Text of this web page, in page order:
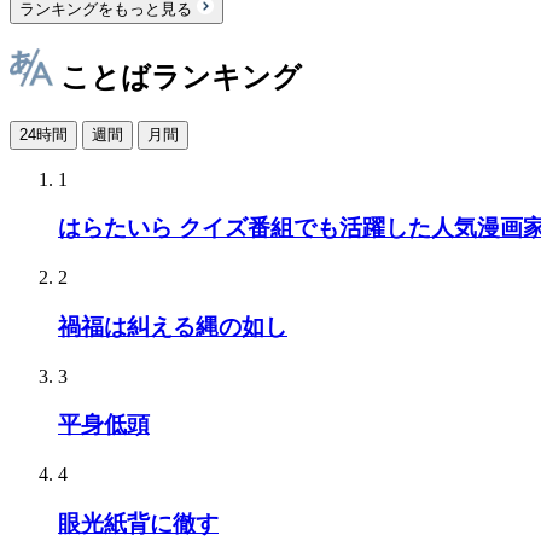
ランキングをもっと見る
ことばランキング
24時間 週間 月間
1
はらたいら クイズ番組でも活躍した人気漫画
2
禍福は糾える縄の如し
3
平身低頭
4
眼光紙背に徹す